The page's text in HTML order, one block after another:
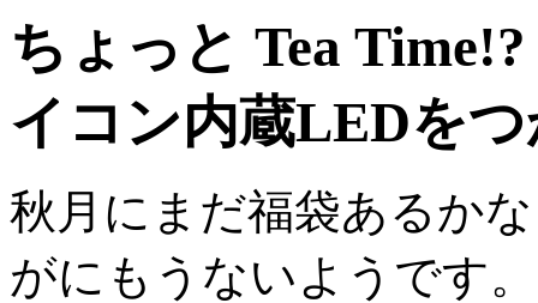
ちょっと Tea
イコン内蔵LEDを
秋月にまだ福袋あるか
がにもうないようです。